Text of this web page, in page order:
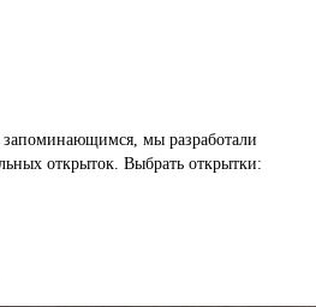
запоминающимся, мы разработали
открыток. Выбрать открытки: